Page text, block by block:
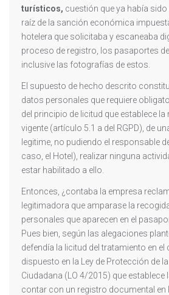
turísticos, cuestión que ya había sido
raíz de la sanción económica
hotelera que solicitaba y escaneaba
proceso de registro, los pasaportes
inclusive las fotografías de estos.
El supuesto de hecho descrito
datos personales que requiere
del principio de licitud que establece
vigente (artículo 5.1 a del RGPD), de
legitime, no pudiendo el responsable
caso, el Hotel), realizar ninguna
estar habilitado a ello.
Entonces, ¿contaba la empresa
legitimadora que amparase la
personales que aparecen en el
Pues bien, según las alegaciones
defendía la licitud del tratamiento en
dispuesto en la Ley de Protección de
Ciudadana (LO 4/2015) que establece
contar con un registro documental